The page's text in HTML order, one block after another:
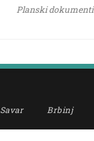
Planski dokumenti
Savar Brbinj